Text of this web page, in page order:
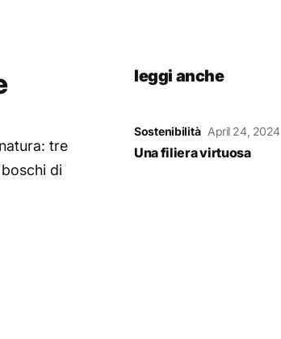
leggi anche
Sostenibilità April 24, 2024
Una filiera virtuosa
tre
di